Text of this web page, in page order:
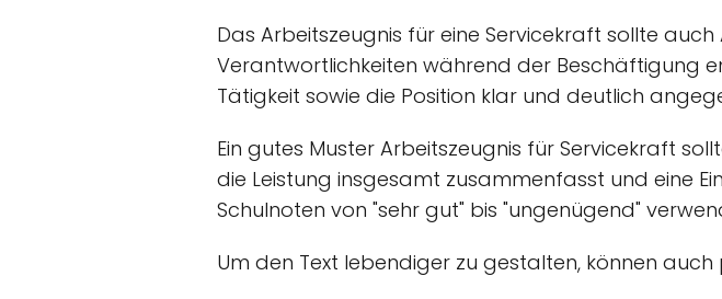
Das Arbeitszeugnis für eine Servicekraft sollte
Verantwortlichkeiten während der Beschäftigung
Tätigkeit sowie die Position klar und deutlich
Ein gutes Muster Arbeitszeugnis für Servicekraft
die Leistung insgesamt zusammenfasst und eine
Schulnoten von "sehr gut" bis "ungenügend"
Um den Text lebendiger zu gestalten, können auch